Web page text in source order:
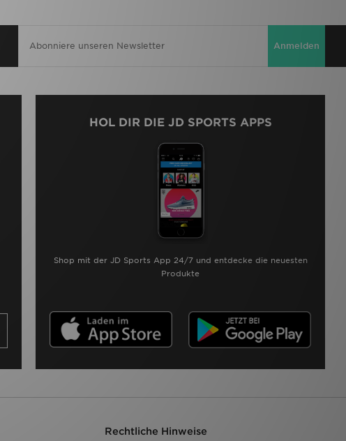
Anmelden
HOL DIR DIE JD SPORTS APPS
Shop mit der JD Sports App 24/7 und entdecke die neuesten
Produkte
Rechtliche Hinweise